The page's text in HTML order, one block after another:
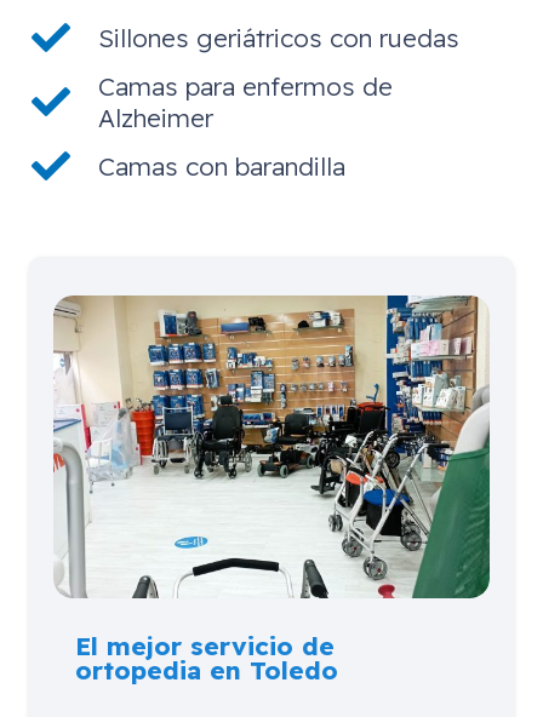
Sillones geriátricos con ruedas
Camas para enfermos de
Alzheimer
Camas con barandilla
El mejor servicio de
ortopedia en Toledo